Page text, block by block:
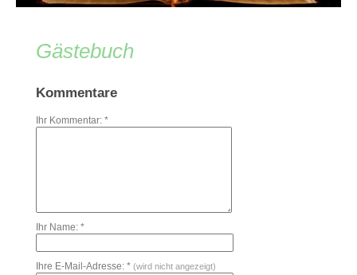
Gästebuch
Kommentare
Ihr Kommentar: *
Ihr Name: *
Ihre E-Mail-Adresse: * (wird nicht angezeigt)